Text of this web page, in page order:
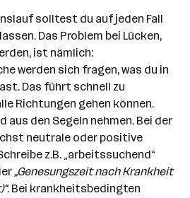
solltest du auf jeden Fall
Das Problem bei Lücken,
ist nämlich:
werden sich fragen, was du in
Das führt schnell zu
Richtungen gehen können.
aus den Segeln nehmen. Bei der
neutrale oder positive
z.B. „arbeitssuchend“
„Genesungszeit nach Krankheit
. Bei krankheitsbedingten